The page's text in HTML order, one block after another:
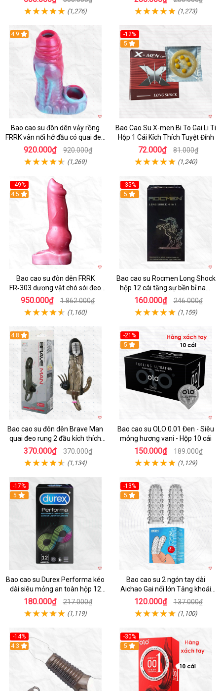
(1,276) (1,273)
4.9
Bao cao su đôn dên vảy rồng
FRRK vân nổi hở đầu có quai đeo
bìu cao cấp
920.000₫ 920.000₫
(1,269)
-12%
Hot
5
Bao Cao Su X-men Bi To Gai Li Ti
Hộp 1 Cái Kích Thích Tuyệt Đỉnh
72.000₫ 81.000₫
(1,240)
-49%
4.5
Bao cao su đôn dên FRRK
FR‑303 dương vật chó sói đeo
tiện lợi cực đã
950.000₫ 1.862.000₫
(1,160)
-35%
5
Bao cao su Rocmen Long Shock
hộp 12 cái tăng sự bền bỉ nam
giới
160.000₫ 246.000₫
(1,159)
4.8
Bao cao su đôn dên Brave Man
quai đeo rung 2 đầu kích thích
mạnh
370.000₫ 370.000₫
(1,134)
-21%
Hot
5
Bao cao su OLO 0.01 Đen - Siêu
mỏng hương vani - Hộp 10 cái
150.000₫ 189.000₫
(1,129)
-17%
Hot
5
Bao cao su Durex Performa kéo
dài siêu mỏng an toàn hộp 12
cái
180.000₫ 217.000₫
(1,119)
-13%
5
Bao cao su 2 ngón tay dài
Aichao Gai nổi lớn Tăng khoái
cảm
120.000₫ 137.000₫
(1,100)
-14%
4.3
-30%
5